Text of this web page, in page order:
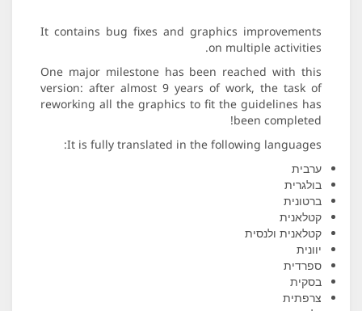
It contains bug fixes and graphics improvements
on multiple activities.
One major milestone has been reached with this
version: after almost 9 years of work, the task of
reworking all the graphics to fit the guidelines has
been completed!
It is fully translated in the following languages:
ערבית
בולגרית
ברטונית
קטלאנית
קטלאנית ולנסית
יוונית
ספרדית
בסקית
צרפתית